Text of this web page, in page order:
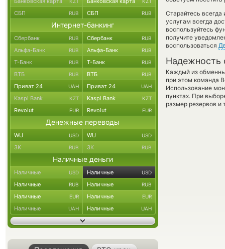
Старайтесь всегда
услугам всегда
воспользуйтесь
получите
воспользоваться
Надежность
Каждый из
при этом команда
Использование
пунктах. При
размер резервов и
СБП RUB СБП RUB
Интернет-банкинг
Сбербанк RUB Сбербанк RUB
Альфа-Банк RUB Альфа-Банк RUB
Т-Банк RUB Т-Банк RUB
ВТБ RUB ВТБ RUB
Приват 24 UAH Приват 24 UAH
Kaspi Bank KZT Kaspi Bank KZT
Revolut EUR Revolut EUR
Денежные переводы
WU USD WU USD
ЗК RUB ЗК RUB
Наличные деньги
Наличные USD Наличные USD
Наличные RUB Наличные RUB
Наличные EUR Наличные EUR
Наличные UAH Наличные UAH